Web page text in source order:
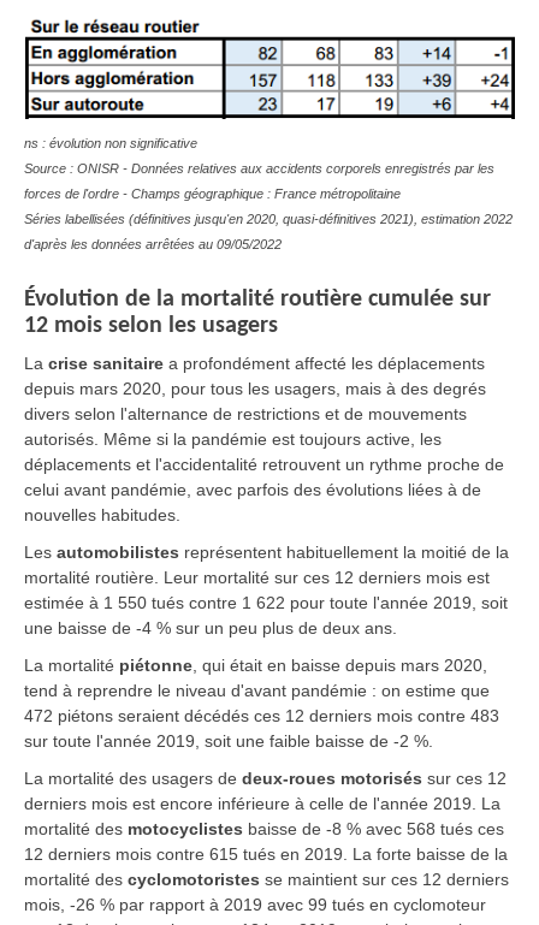
ns : évolution non significative
Source : ONISR - Données relatives aux accidents corporels enregistrés par les
forces de l'ordre - Champs géographique : France métropolitaine
Séries labellisées (définitives jusqu'en 2020, quasi-définitives 2021), estimation 2022
d'après les données arrêtées au 09/05/2022
Évolution de la mortalité routière cumulée sur
12 mois selon les usagers
La crise sanitaire a profondément affecté les déplacements
depuis mars 2020, pour tous les usagers, mais à des degrés
divers selon l'alternance de restrictions et de mouvements
autorisés. Même si la pandémie est toujours active, les
déplacements et l'accidentalité retrouvent un rythme proche de
celui avant pandémie, avec parfois des évolutions liées à de
nouvelles habitudes.
Les automobilistes représentent habituellement la moitié de la
mortalité routière. Leur mortalité sur ces 12 derniers mois est
estimée à 1 550 tués contre 1 622 pour toute l'année 2019, soit
une baisse de -4 % sur un peu plus de deux ans.
La mortalité piétonne , qui était en baisse depuis mars 2020,
tend à reprendre le niveau d'avant pandémie : on estime que
472 piétons seraient décédés ces 12 derniers mois contre 483
sur toute l'année 2019, soit une faible baisse de -2 %.
La mortalité des usagers de deux-roues motorisés sur ces 12
derniers mois est encore inférieure à celle de l'année 2019. La
mortalité des motocyclistes baisse de -8 % avec 568 tués ces
12 derniers mois contre 615 tués en 2019. La forte baisse de la
mortalité des cyclomotoristes se maintient sur ces 12 derniers
mois, -26 % par rapport à 2019 avec 99 tués en cyclomoteur